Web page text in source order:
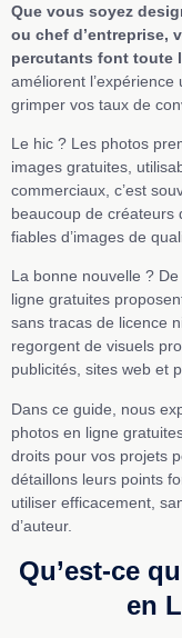
Que vous soyez
ou chef d’entreprise,
percutants font toute
améliorent
grimper vos taux de
Le hic ? Les photos
images gratuites,
commerciaux, c’est
beaucoup de créateurs
fiables d’images de
La bonne nouvelle ?
ligne gratuites
sans tracas de licence
regorgent de visuels
publicités, sites web et
Dans ce guide, nous
photos en ligne
droits pour vos projets
détaillons leurs points
utiliser efficacement,
d’auteur.
Qu’est-ce
en